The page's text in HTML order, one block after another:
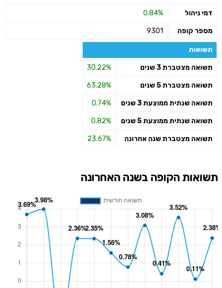
דמי ניהול 0.84%
מספר קופה 9301
תשואות
תשואה מצטברת 3 שנים 30.22%
תשואה מצטברת 5 שנים 63.28%
תשואה שנתית ממוצעת 3 שנים 0.74%
תשואה שנתית ממוצעת 5 שנים 0.82%
תשואה מצטברת שנה אחרונה 23.67%
תשואות הקופה בשנה האחרונה